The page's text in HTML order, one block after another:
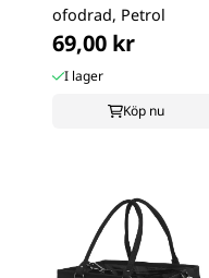
ofodrad, Petrol
69,00 kr
I lager
Köp nu